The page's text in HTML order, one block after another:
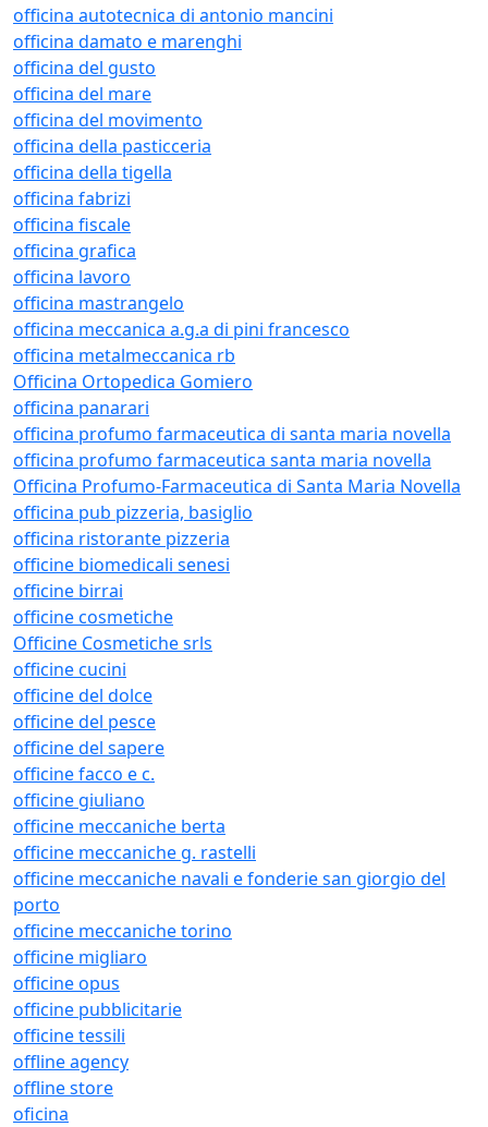
officina autotecnica di antonio mancini
officina damato e marenghi
officina del gusto
officina del mare
officina del movimento
officina della pasticceria
officina della tigella
officina fabrizi
officina fiscale
officina grafica
officina lavoro
officina mastrangelo
officina meccanica a.g.a di pini francesco
officina metalmeccanica rb
Officina Ortopedica Gomiero
officina panarari
officina profumo farmaceutica di santa maria novella
officina profumo farmaceutica santa maria novella
Officina Profumo-Farmaceutica di Santa Maria Novella
officina pub pizzeria, basiglio
officina ristorante pizzeria
officine biomedicali senesi
officine birrai
officine cosmetiche
Officine Cosmetiche srls
officine cucini
officine del dolce
officine del pesce
officine del sapere
officine facco e c.
officine giuliano
officine meccaniche berta
officine meccaniche g. rastelli
officine meccaniche navali e fonderie san giorgio del
porto
officine meccaniche torino
officine migliaro
officine opus
officine pubblicitarie
officine tessili
offline agency
offline store
oficina